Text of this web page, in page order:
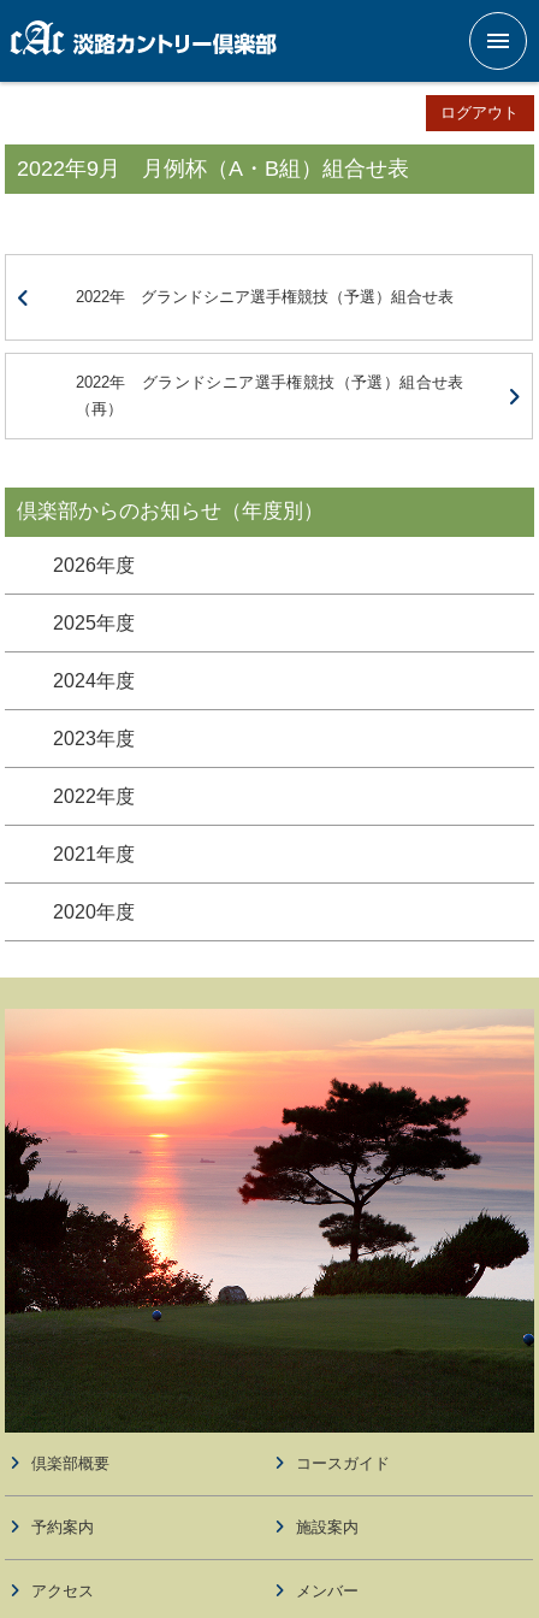
メニ
ログアウト
2022年9月 月例杯（A・B組）組合せ表
2022年 グランドシニア選手権競技（予選）組合せ表
2022年 グランドシニア選手権競技（予選）組合せ表
（再）
倶楽部からのお知らせ（年度別）
2026年度
2025年度
2024年度
2023年度
2022年度
2021年度
2020年度
倶楽部概要 コースガイド
予約案内 施設案内
アクセス メンバー